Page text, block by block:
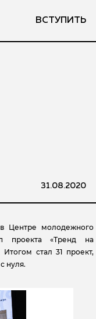
ВСТУПИТЬ
31.08.2020
Центре молодежного
проекта «Тренд на
стал 31 проект,
нуля.